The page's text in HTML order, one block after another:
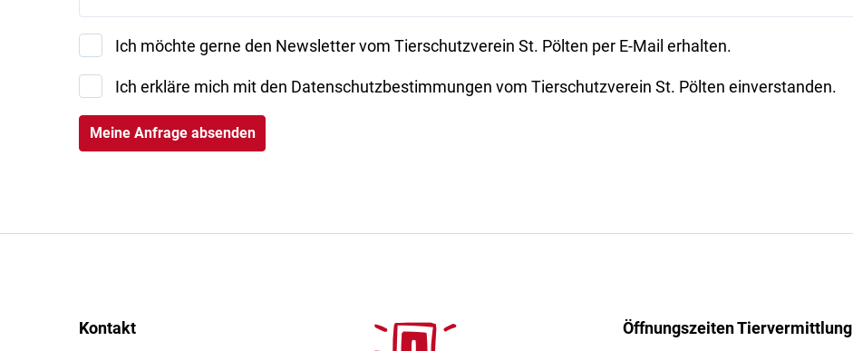
Ich möchte gerne den Newsletter vom Tierschutzverein St. Pölten per E-Mail erhalten.
Ich erkläre mich mit den Datenschutzbestimmungen vom Tierschutzverein St. Pölten einverstanden.
Kontakt Öffnungszeiten Tiervermittlung